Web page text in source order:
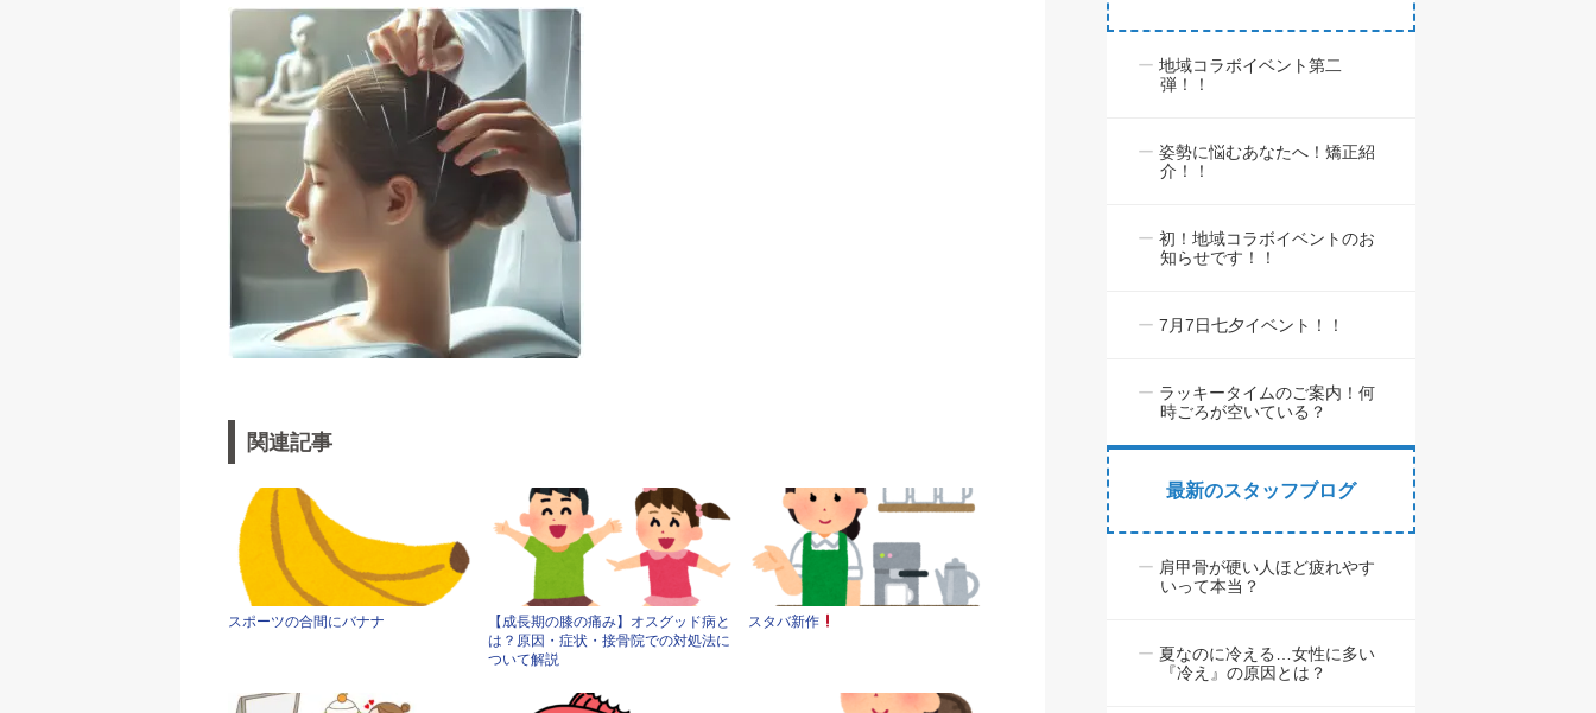
関連記事
スポーツの合間にバナナ
【成長期の膝の痛み】オスグッド病と
は？原因・症状・接骨院での対処法に
ついて解説
スタバ新作
地域コラボイベント第二
弾！！
姿勢に悩むあなたへ！矯正紹
介！！
初！地域コラボイベントのお
知らせです！！
7月7日七夕イベント！！
ラッキータイムのご案内！何
時ごろが空いている？
最新のスタッフブログ
肩甲骨が硬い人ほど疲れやす
いって本当？
夏なのに冷える…女性に多い
『冷え』の原因とは？